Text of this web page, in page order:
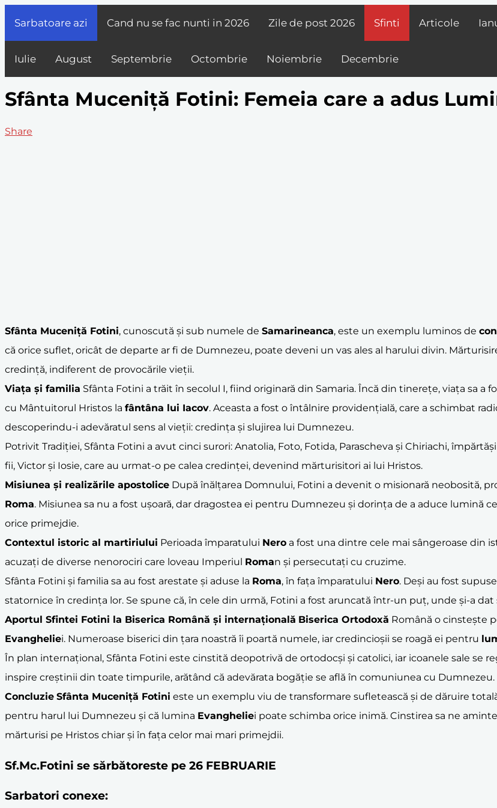
Sarbatoare azi Cand nu se fac nunti in 2026 Zile de post 2026 Sfinti Articole
Iulie August Septembrie Octombrie Noiembrie Decembrie
Sfânta Muceniță Fotini: Femeia care a adus
Share
Sfânta Muceniță Fotini, cunoscută și sub numele de Samarineanca, este un exemplu luminos de
că orice suflet, oricât de departe ar fi de Dumnezeu, poate deveni un vas ales al harului divin.
credință, indiferent de provocările vieții.
Viața și familia Sfânta Fotini a trăit în secolul I, fiind originară din Samaria. Încă din tinerețe, viața sa
cu Mântuitorul Hristos la fântâna lui Iacov. Aceasta a fost o întâlnire providențială, care a schimbat
descoperindu-i adevăratul sens al vieții: credința și slujirea lui Dumnezeu.
Potrivit Tradiției, Sfânta Fotini a avut cinci surori: Anatolia, Foto, Fotida, Parascheva și Chiriachi,
fii, Victor și Iosie, care au urmat-o pe calea credinței, devenind mărturisitori ai lui Hristos.
Misiunea și realizările apostolice După înălțarea Domnului, Fotini a devenit o misionară neobosită,
Roma. Misiunea sa nu a fost ușoară, dar dragostea ei pentru Dumnezeu și dorința de a aduce
orice primejdie.
Contextul istoric al martiriului Perioada împaratului Nero a fost una dintre cele mai sângeroase din
acuzați de diverse nenorociri care loveau Imperiul Roman și persecutați cu cruzime.
Sfânta Fotini și familia sa au fost arestate și aduse la Roma, în fața împaratului Nero. Deși au fost
statornice în credința lor. Se spune că, în cele din urmă, Fotini a fost aruncată într-un puț, unde și-a
Aportul Sfintei Fotini la Biserica Română și internațională Biserica Ortodoxă Română o cinstește
Evangheliei. Numeroase biserici din țara noastră îi poartă numele, iar credincioșii se roagă ei pentru
În plan internațional, Sfânta Fotini este cinstită deopotrivă de ortodocși și catolici, iar icoanele sale se
inspire creștinii din toate timpurile, arătând că adevărata bogăție se află în comuniunea cu Dumnezeu.
Concluzie Sfânta Muceniță Fotini este un exemplu viu de transformare sufletească și de dăruire
pentru harul lui Dumnezeu și că lumina Evangheliei poate schimba orice inimă. Cinstirea sa ne
mărturisi pe Hristos chiar și în fața celor mai mari primejdii.
Sf.Mc.Fotini se sărbătoreste pe 26 FEBRUARIE
Sarbatori conexe: